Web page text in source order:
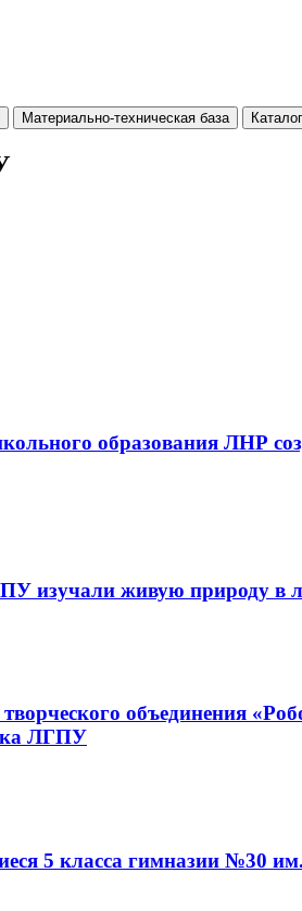
Материально-техническая база
образования ЛНР
изучали живую природу в
объединения
ЛГПУ
5 класса гимназии №30